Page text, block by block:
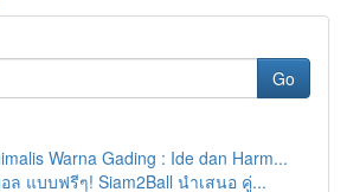
Go
Warna Gading : Ide dan Harm...
ล แบบฟรีๆ! Siam2Ball นำเสนอ คู่...